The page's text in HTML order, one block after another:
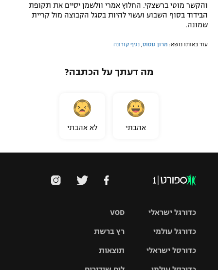
והקשר מוטי ברשצקי. החלוץ אמרי וולשמן יסיים את תקופת
הבידוד בסוף השבוע ועשוי להיות בסגל הקבוצה מול קריית
שמונה.
עוד באותו נושא: מרון גנטוס נגיף קורונה
מה דעתך על הכתבה?
אהבתי לא אהבתי
VOD
רץ ברשת
תוצאות
כדורגל ישראלי
כדורגל עולמי
האלופות
כדורסל ישראלי